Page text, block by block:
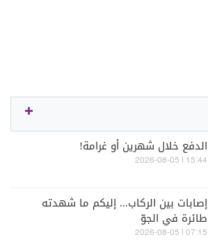
الدفع خلال شهرين أو غرامة!
15:44 | 2026-08-05
إصابات بين الركاب... إليكم ما شهدته
طائرة في الجوّ
07:15 | 2026-08-05